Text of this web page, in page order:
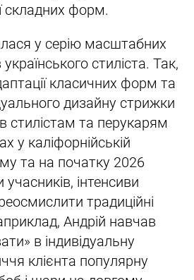
складних форм.
у серію масштабних
українського стиліста. Так,
класичних форм та
дизайну стрижки
стилістам та перукарям
у каліфорнійській
та на початку 2026
інтенсиви
традиційні
Андрій навчав
в індивідуальну
клієнта популярну